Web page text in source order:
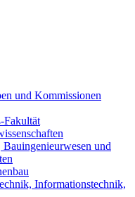
und Kommissionen
Fakultät
und
Informationstechnik,